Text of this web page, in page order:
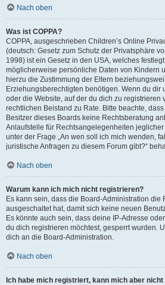
Nach oben
Was ist COPPA?
COPPA, ausgeschrieben Children’s Online
(deutsch: Gesetz zum Schutz der Privatsphäre
1998) ist ein Gesetz in den USA, welches
möglicherweise persönliche Daten von Kindern
hierzu die Zustimmung der Eltern
Erziehungsberechtigten benötigen. Wenn du dir
oder die Website, auf der du dich zu registrieren
rechtlichen Beistand zu Rate. Bitte beachte,
Besitzer dieses Boards keine Rechtsberatung
Anlaufstelle für Rechtsangelegenheiten jeglicher
unter der Frage „An wen soll ich mich wenden,
juristische Anfragen zu diesem Forum gibt?“
Nach oben
Warum kann ich mich nicht registrieren?
Es kann sein, dass die Board-Administration die
ausgeschaltet hat, damit sich keine neuen
Es könnte auch sein, dass deine IP-Adresse
du dich registrieren möchtest, gesperrt wurden.
dich an die Board-Administration.
Nach oben
Ich habe mich registriert, kann mich aber nicht